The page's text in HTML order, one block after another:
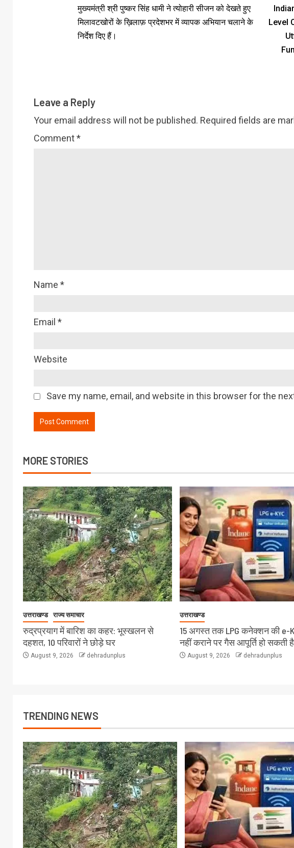
मुख्यमंत्री श्री पुष्कर सिंह धामी ने त्योहारी सीजन को देखते हुए
मिलावटखोरों के ख़िलाफ़ प्रदेशभर में व्यापक अभियान चलाने के
निर्देश दिए हैं।
Level
Leave a Reply
Your email address will not be published. Required fields are
Comment*
Name *
Email *
Website
Save my name, email, and website in this browser for the
MORE STORIES
उत्तराखण्ड राज्य समाचार
रुद्रप्रयाग में बारिश का कहर: भूस्खलन से
दहशत, 10 परिवारों ने छोड़े घर
August 9, 2026 dehradunplus
उत्तराखण्ड
15 अगस्त तक LPG कनेक्शन की e-
नहीं कराने पर गैस आपूर्ति हो सकती
August 9, 2026 dehradunplus
TRENDING NEWS